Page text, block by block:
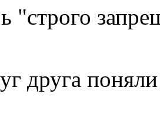
"строго
друга